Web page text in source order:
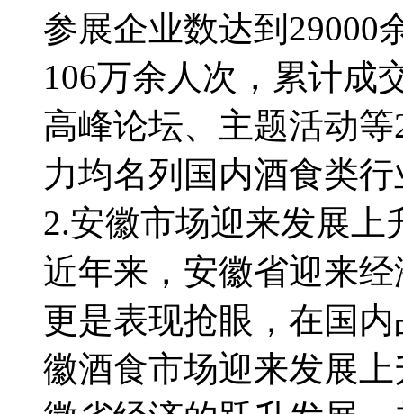
参展企业数达到29000
106万余人次，累计成
高峰论坛、主题活动
力均名列国内酒食类
2.安徽市场迎来发展上
近年来，安徽省迎来
更是表现抢眼，在国
徽酒食市场迎来发展